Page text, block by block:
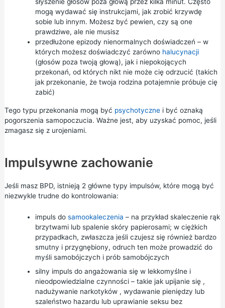
mogą wydawać się instrukcjami, jak zrobić krzywdę
sobie lub innym. Możesz być pewien, czy są one
prawdziwe, ale nie musisz
przedłużone epizody nienormalnych doświadczeń – w
których możesz doświadczyć zarówno halucynacji
(głosów poza twoją głową), jak i niepokojących
przekonań, od których nikt nie może cię odrzucić (takich
jak przekonanie, że twoja rodzina potajemnie próbuje cię
zabić)
Tego typu przekonania mogą być psychotycznei być oznaką
pogorszenia samopoczucia. Ważne jest, aby uzyskać pomoc, jeśli
zmagasz się z urojeniami.
Impulsywne zachowanie
Jeśli masz BPD, istnieją 2 główne typy impulsów, które mogą być
niezwykle trudne do kontrolowania:
impuls do samookaleczenia – na przykład skaleczenie rąk
brzytwami lub spalenie skóry papierosami; w ciężkich
przypadkach, zwłaszcza jeśli czujesz się również bardzo
smutny i przygnębiony, odruch ten może prowadzić do
myśli samobójczych i prób samobójczych
silny impuls do angażowania się w lekkomyślne i
nieodpowiedzialne czynności – takie jak upijanie się,
nadużywanie narkotyków, wydawanie pieniędzy lub
szaleństwo hazardu lub uprawianie seksu bez